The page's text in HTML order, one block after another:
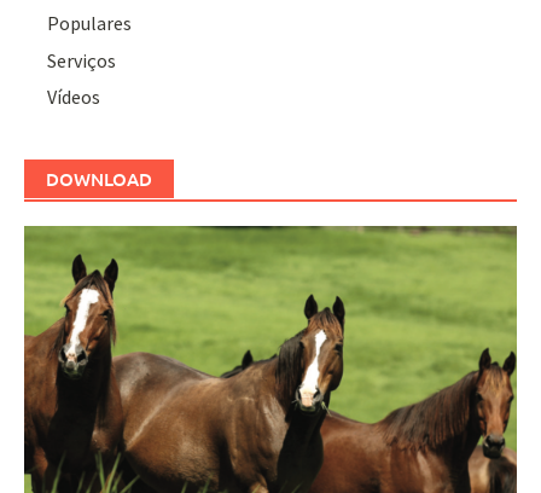
Populares
Serviços
Vídeos
DOWNLOAD